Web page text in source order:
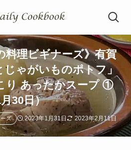
料理ビギナーズ》有賀
じゃがいものポトフ」
り あったかスープ ①
30日）
ズ 2023年1月31日 2023年2月11日